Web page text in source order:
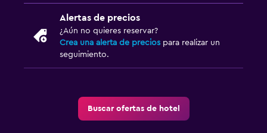
Alertas de precios
¿Aún no quieres reservar?
Crea una alerta de precios para realizar un
seguimiento.
Buscar ofertas de hotel